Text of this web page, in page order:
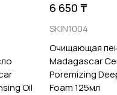
Oil
6 650 ₸
SKIN1004
Очищающая
Madagascar
Poremizing
Foam 125мл